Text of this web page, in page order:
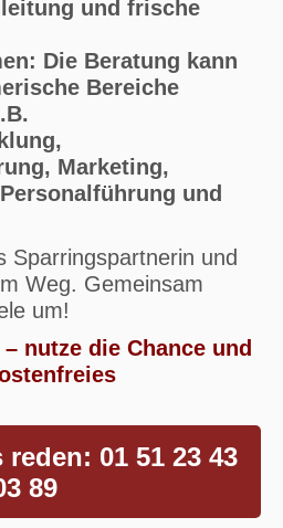
und frische
Die Beratung kann
Bereiche
Marketing,
und
Sparringspartnerin und
Weg. Gemeinsam
um!
nutze die Chance und
01 51 23 43
89